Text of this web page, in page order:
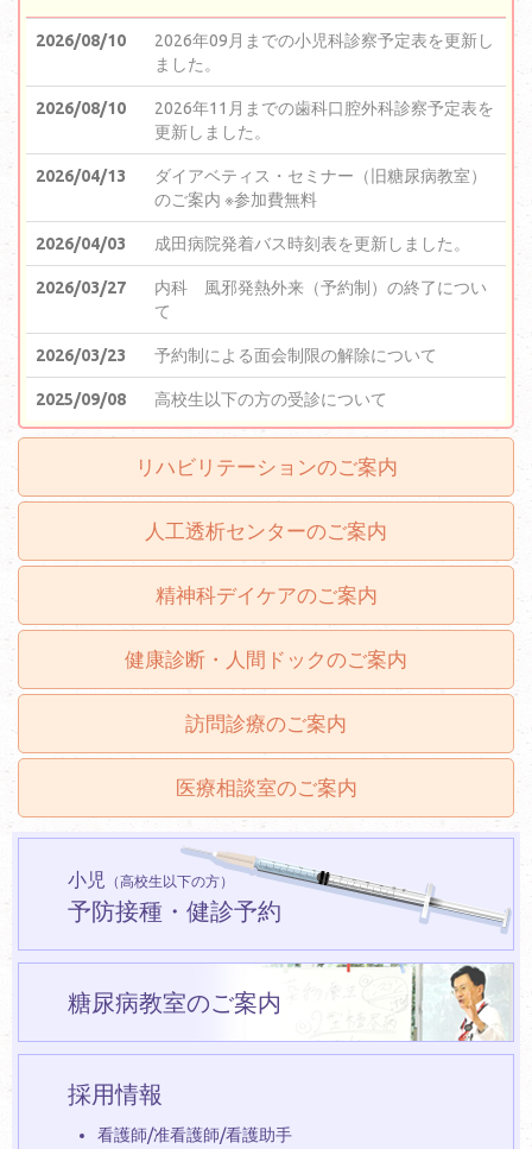
2026/08/10
2026年09月までの小児科診察予定表を更新し
ました。
2026/08/10
2026年11月までの歯科口腔外科診察予定表を
更新しました。
2026/04/13
ダイアベティス・セミナー（旧糖尿病教室）
のご案内 ※参加費無料
2026/04/03 成田病院発着バス時刻表を更新しました。
2026/03/27
内科 風邪発熱外来（予約制）の終了につい
て
2026/03/23 予約制による面会制限の解除について
2025/09/08 高校生以下の方の受診について
リハビリテーションのご案内
人工透析センターのご案内
精神科デイケアのご案内
健康診断・人間ドックのご案内
訪問診療のご案内
医療相談室のご案内
小児 （高校生以下の方）
予防接種・健診予約
糖尿病教室のご案内
採用情報
看護師/准看護師/看護助手